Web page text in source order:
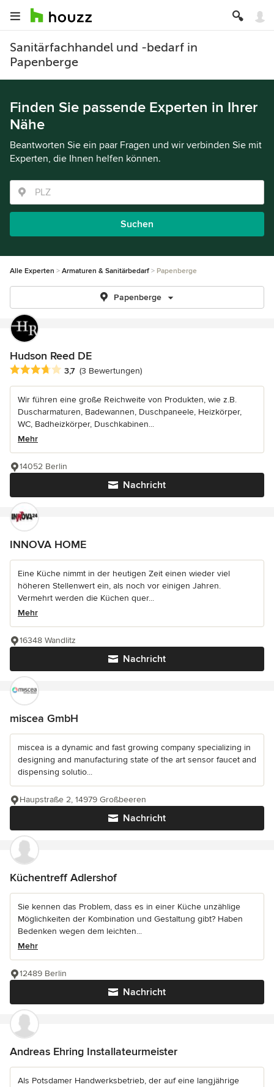
Sanitärfachhandel und -bedarf in
Papenberge
Finden Sie passende Experten in Ihrer
Nähe
Beantworten Sie ein paar Fragen und wir verbinden Sie mit
Experten, die Ihnen helfen können.
Suchen
Alle Experten Armaturen & Sanitärbedarf Papenberge
Papenberge
Hudson Reed DE
Durchschnittliche Bewertung: 3.7 von 5 Sternen
3,7 (3 Bewertungen)
Wir führen eine große Reichweite von Produkten, wie z.B.
Duscharmaturen, Badewannen, Duschpaneele, Heizkörper,
WC, Badheizkörper, Duschkabinen...
Mehr
Nachricht
14052 Berlin
INNOVA HOME
Eine Küche nimmt in der heutigen Zeit einen wieder viel
höheren Stellenwert ein, als noch vor einigen Jahren.
Vermehrt werden die Küchen quer...
Mehr
Nachricht
16348 Wandlitz
miscea GmbH
miscea is a dynamic and fast growing company specializing in
designing and manufacturing state of the art sensor faucet and
dispensing solutio...
Nachricht
Haupstraße 2, 14979 Großbeeren
Küchentreff Adlershof
Sie kennen das Problem, dass es in einer Küche unzählige
Möglichkeiten der Kombination und Gestaltung gibt? Haben
Bedenken wegen dem leichten...
Mehr
Nachricht
12489 Berlin
Andreas Ehring Installateurmeister
Als Potsdamer Handwerksbetrieb, der auf eine langjährige